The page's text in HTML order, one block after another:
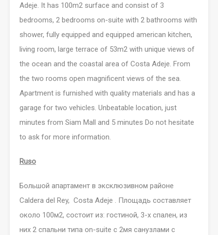
Adeje. It has 100m2 surface and consist of 3
bedrooms, 2 bedrooms on-suite with 2 bathrooms with
shower, fully equipped and equipped american kitchen,
living room, large terrace of 53m2 with unique views of
the ocean and the coastal area of Costa Adeje. From
the two rooms open magnificent views of the sea.
Apartment is furnished with quality materials and has a
garage for two vehicles. Unbeatable location, just
minutes from Siam Mall and 5 minutes Do not hesitate
to ask for more information.
Ruso
Большой апартамент в эксклюзивном районе
Caldera del Rey, Costa Adeje . Площадь составляет
около 100м2, состоит из: гостиной, 3-х спален, из
них 2 спальни типа on-suite с 2мя санузлами с